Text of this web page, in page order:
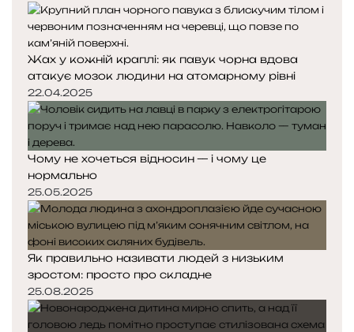
Жах у кожній краплі: як павук чорна вдова
атакує мозок людини на атомарному рівні
22.04.2025
Чому не хочеться відносин — і чому це
нормально
25.05.2025
Як правильно називати людей з низьким
зростом: просто про складне
25.08.2025